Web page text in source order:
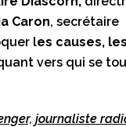
Caron, secrétaire
les causes, les
vers qui se
journaliste